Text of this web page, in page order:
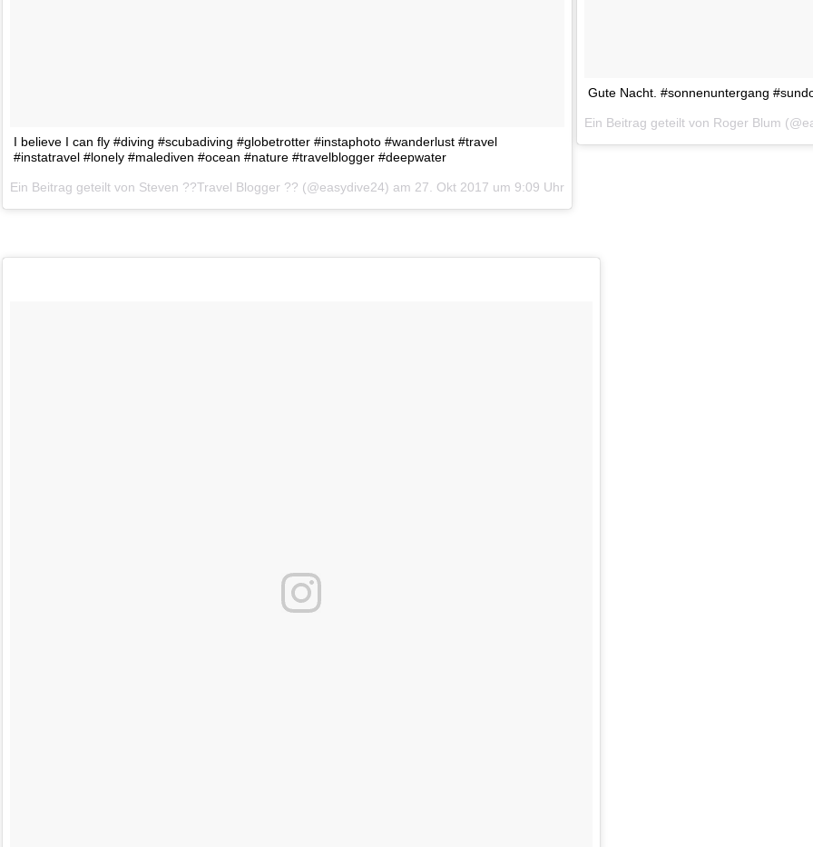
I believe I can fly #diving #scubadiving #globetrotter #instaphoto #wanderlust #travel
#instatravel #lonely #malediven #ocean #nature #travelblogger #deepwater
Ein Beitrag geteilt von Steven ??Travel Blogger ?? (@easydive24) am 27. Okt 2017 um 9:09 Uhr
Gute Nacht. #sonnenuntergang
Ein Beitrag geteilt von Roger Blum